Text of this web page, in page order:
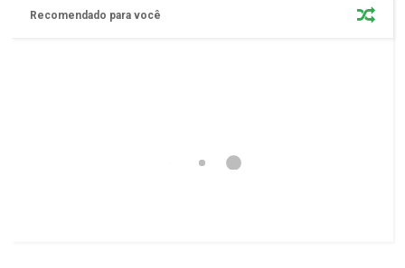
Recomendado para você